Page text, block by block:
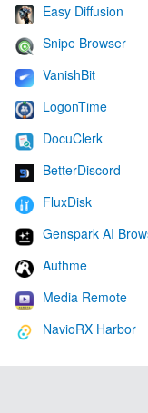
Easy Diffusion
Snipe Browser
VanishBit
LogonTime
DocuClerk
BetterDiscord
FluxDisk
Genspark AI
Authme
Media Remote
NavioRX Harbor